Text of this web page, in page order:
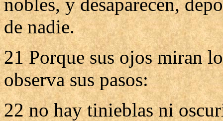
de nadie.
21 Porque sus ojos miran
observa sus pasos:
22 no hay tinieblas ni